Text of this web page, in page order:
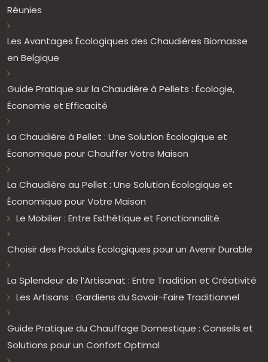
Réunies
Les Avantages Écologiques des Chaudières Biomasse
en Belgique
Guide Pratique sur la Chaudière à Pellets : Écologie,
Économie et Efficacité
La Chaudière à Pellet : Une Solution Écologique et
Économique pour Chauffer Votre Maison
La Chaudière au Pellet : Une Solution Écologique et
Économique pour Votre Maison
Le Mobilier : Entre Esthétique et Fonctionnalité
Choisir des Produits Écologiques pour un Avenir Durable
La Splendeur de l’Artisanat : Entre Tradition et Créativité
Les Artisans : Gardiens du Savoir-Faire Traditionnel
Guide Pratique du Chauffage Domestique : Conseils et
Solutions pour un Confort Optimal